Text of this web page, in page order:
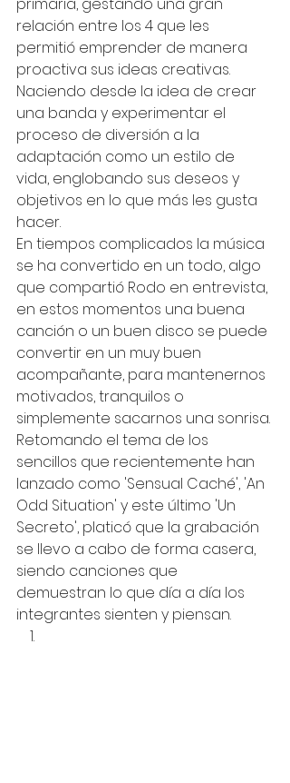
relación entre los 4 que les
permitió emprender de manera
proactiva sus ideas creativas.
Naciendo desde la idea de crear
una banda y experimentar el
proceso de diversión a la
adaptación como un estilo de
vida, englobando sus deseos y
objetivos en lo que más les gusta
hacer.
En tiempos complicados la música
se ha convertido en un todo, algo
que compartió Rodo en entrevista,
en estos momentos una buena
canción o un buen disco se puede
convertir en un muy buen
acompañante, para mantenernos
motivados, tranquilos o
simplemente sacarnos una sonrisa.
Retomando el tema de los
sencillos que recientemente han
lanzado como 'Sensual Caché', 'An
Odd Situation' y este último 'Un
Secreto', platicó que la grabación
se llevo a cabo de forma casera,
siendo canciones que
demuestran lo que día a día los
integrantes sienten y piensan.